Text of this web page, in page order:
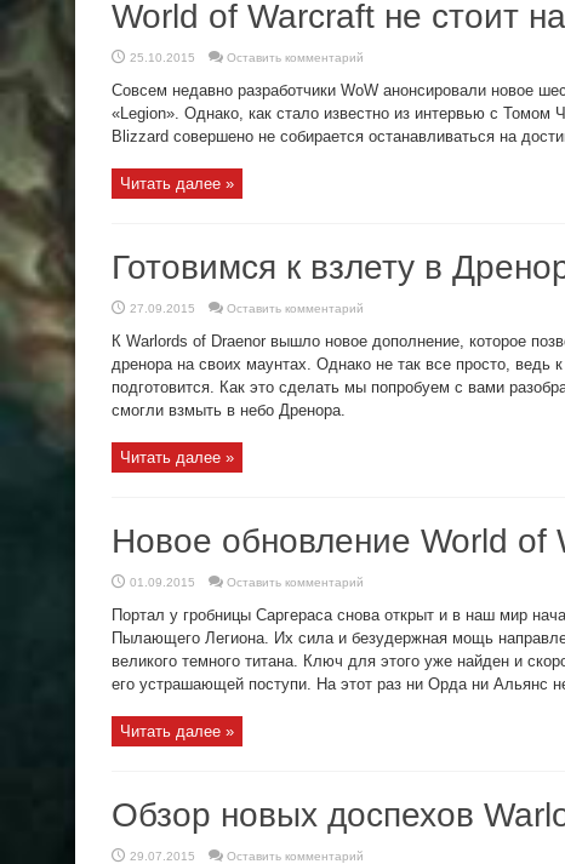
World of Warcraft не стоит
25.10.2015 Оставить комментарий
Совсем недавно разработчики WoW анонсировали новое
«Legion». Однако, как стало известно из интервью с Томом
Blizzard совершено не собирается останавливаться на
Читать далее »
Готовимся к взлету в
27.09.2015 Оставить комментарий
К Warlords of Draenor вышло новое дополнение, которое
дренора на своих маунтах. Однако не так все просто, ведь
подготовится. Как это сделать мы попробуем с вами
смогли взмыть в небо Дренора.
Читать далее »
Новое обновление World of
01.09.2015 Оставить комментарий
Портал у гробницы Саргераса снова открыт и в наш мир
Пылающего Легиона. Их сила и безудержная мощь
великого темного титана. Ключ для этого уже найден и
его устрашающей поступи. На этот раз ни Орда ни Альянс
Читать далее »
Обзор новых доспехов
29.07.2015 Оставить комментарий